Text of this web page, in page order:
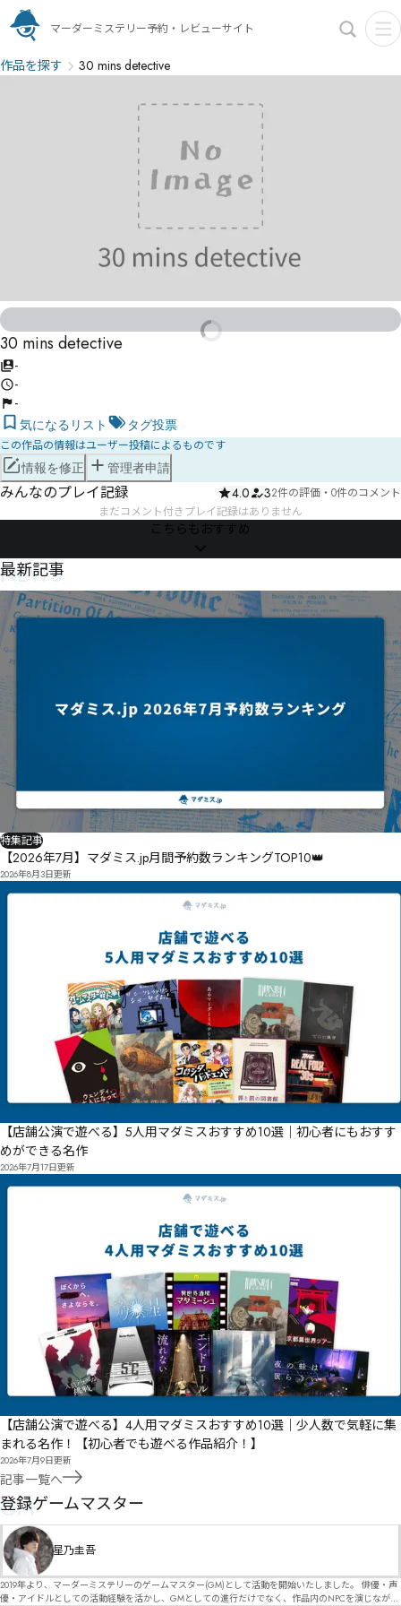
マーダーミステリー予約・レビューサイト
作品を探す 30 mins detective
30 mins detective
-
-
-
気になるリスト タグ投票
この作品の情報はユーザー投稿によるものです
情報を修正 管理者申請
みんなのプレイ記録 4.0 32件の評価 ・ 0件のコメント
まだコメント付きプレイ記録はありません
こちらもおすすめ
NEWS
最新記事
特集記事
【2026年7月】マダミス.jp月間予約数ランキングTOP10👑
2026年8月3日更新
【店舗公演で遊べる】5人用マダミスおすすめ10選｜初心者にもおすす
めができる名作
2026年7月17日更新
【店舗公演で遊べる】4人用マダミスおすすめ10選｜少人数で気軽に集
まれる名作！【初心者でも遊べる作品紹介！】
2026年7月9日更新
記事一覧へ
GM
登録ゲームマスター
星乃圭吾
2019年より、マーダーミステリーのゲームマスター(GM)として活動を開始いたしました。 俳優・声
優・アイドルとしての活動経験を活かし、GMとしての進行だけでなく、作品内のNPCを演じなが